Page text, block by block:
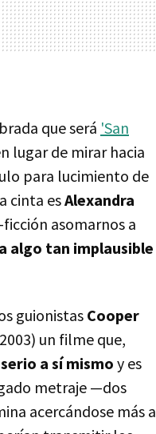
que será 'San
lugar de mirar hacia
para lucimiento de
cinta esAlexandra
asomarnos a
algo tan implausible
guionistas Cooper
un filme que,
a sí mismo y es
metraje —dos
acercándose más a